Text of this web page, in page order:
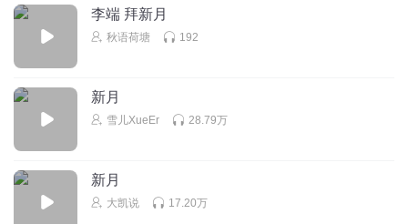
2021-07-15
听友187360638
这个人是在吹牛吧，我不信，太牛了
听友219436637
李11机构
2020-04-14
李端 拜新月
秋语荷塘 192
新月
雪儿XueEr 28.79万
新月
大凯说 17.20万